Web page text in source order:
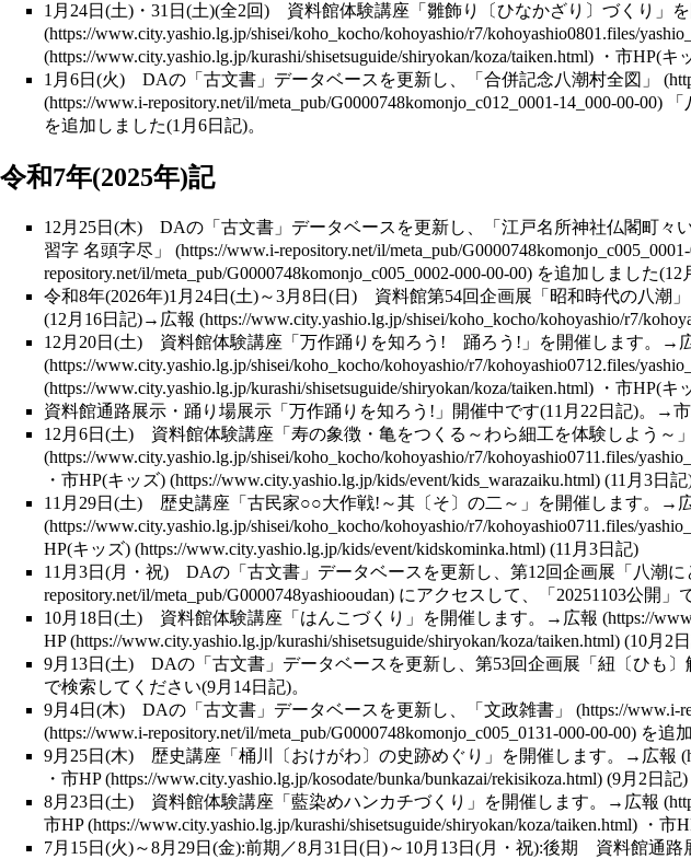
1月24日(土)・31日(土)(全2回) 資料館体験講座 「雛飾り〔ひなかざり〕づくり」
・ 市HP(キ
1月6日(火) DAの「 古文書 」データベースを更新し、 「合併記念八潮村全図」
を追加しました(1月6日記)。
令和7年(2025年)記
12月25日(木) DAの「 古文書 」データベースを更新し、 「江戸名所神社仏閣町々
習字 名頭字尽」
を追加しました(12
令和8年(2026年)1月24日(土)～3月8日(日) 資料館第54回企画展 「昭和時代の八潮
(12月16日記)→ 広報
12月20日(土) 資料館体験講座 「万作踊りを知ろう! 踊ろう!」を開催します。→
・ 市HP(キ
資料館通路展示・ 踊り場展示 「 万作踊り を知ろう!」開催中です(11月22日記)。→
12月6日(土) 資料館体験講座 「寿の象徴・亀をつくる～わら細工を体験しよう～
・ 市HP(キッズ)
(11月3日記
11月29日(土) 歴史講座 「古民家○○大作戦!～其〔そ〕の二～」を開催します。→
HP(キッズ)
(11月3日記)
11月3日(月・祝) DAの「 古文書 」データベースを更新し、第12回企画展 「 八潮に
にアクセスして、「20251103公開」
10月18日(土) 資料館体験講座 「はんこづくり」を開催します。→ 広報
HP
(10月2
9月13日(土) DAの「 古文書 」データベースを更新し、第53回企画展 「紐〔ひも
で検索してください(9月14日記)。
9月4日(木) DAの「 古文書 」データベースを更新し、 「文政雑書」
を追
9月25日(木) 歴史講座 「桶川〔おけがわ〕の史跡めぐり」を開催します。→ 広報
・ 市HP
(9月2日記)
8月23日(土) 資料館体験講座 「藍染めハンカチづくり」を開催します。→ 広報
市HP
・ 市
7月15日(火)～8月29日(金):前期／8月31日(日)～10月13日(月・祝):後期 資料館通